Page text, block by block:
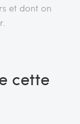
et dont on
cette